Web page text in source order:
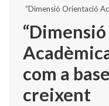
“Dimensió Orientació
com a
creixent